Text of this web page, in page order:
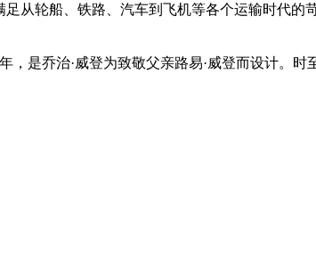
轮船、铁路、汽车到飞机等各个运输时代的
，是乔治·威登为致敬父亲路易·威登而设计。